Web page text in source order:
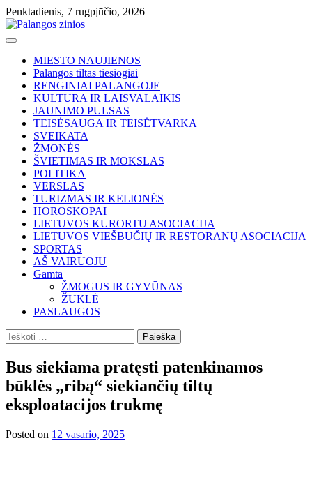
Skip
to
content
Penktadienis, 7 rugpjūčio, 2026
MIESTO NAUJIENOS
Palangos tiltas tiesiogiai
RENGINIAI PALANGOJE
KULTŪRA IR LAISVALAIKIS
JAUNIMO PULSAS
TEISĖSAUGA IR TEISĖTVARKA
SVEIKATA
ŽMONĖS
ŠVIETIMAS IR MOKSLAS
POLITIKA
VERSLAS
TURIZMAS IR KELIONĖS
HOROSKOPAI
LIETUVOS KURORTU ASOCIACIJA
LIETUVOS VIEŠBUČIŲ IR RESTORANŲ ASOCIACIJA
SPORTAS
AŠ VAIRUOJU
Gamta
ŽMOGUS IR GYVŪNAS
ŽŪKLĖ
PASLAUGOS
Ieškoti:
Bus siekiama pratęsti patenkinamos
būklės „ribą“ siekiančių tiltų
eksploatacijos trukmę
Posted on 12 vasario, 2025